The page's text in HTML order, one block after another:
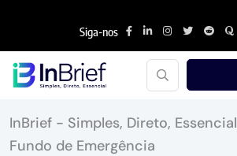
Siga-nos
InBrief - Simples, Direto, Essencial
Fundo de Emergência